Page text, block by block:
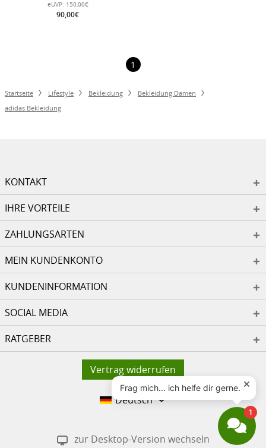
eUVP: 150,00€
90,00€
1
Startseite Lifestyle Bekleidung
Bekleidung Damen
adidas Bekleidung
KONTAKT
IHRE VORTEILE
ZAHLUNGSARTEN
MEIN KUNDENKONTO
KUNDENINFORMATION
SOCIAL MEDIA
RATGEBER
Vertrag widerrufen
Deutsch
zur Desktop-Version wechseln